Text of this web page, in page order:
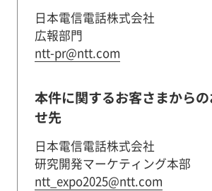
日本電信電話株式会社
広報部門
ntt-pr@ntt.com
本件に関するお客さまから
せ先
日本電信電話株式会社
研究開発マーケティング本部
ntt_expo2025@ntt.com